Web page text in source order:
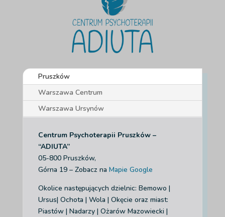
Pruszków
Warszawa Centrum
Warszawa Ursynów
Centrum Psychoterapii Pruszków –
“ADIUTA”
05-800 Pruszków,
Górna 19 – Zobacz na Mapie Google
Okolice następujących dzielnic: Bemowo |
Ursus| Ochota | Wola | Okęcie oraz miast:
Piastów | Nadarzy | Ożarów Mazowiecki |